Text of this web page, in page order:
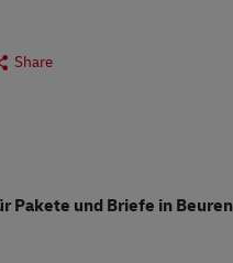
Share
Pakete und Briefe in Beuren